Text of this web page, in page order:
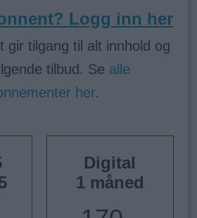
Logg inn her
gir tilgang til alt innhold og
tilbud. Se alle
her.
Digital
1 måned